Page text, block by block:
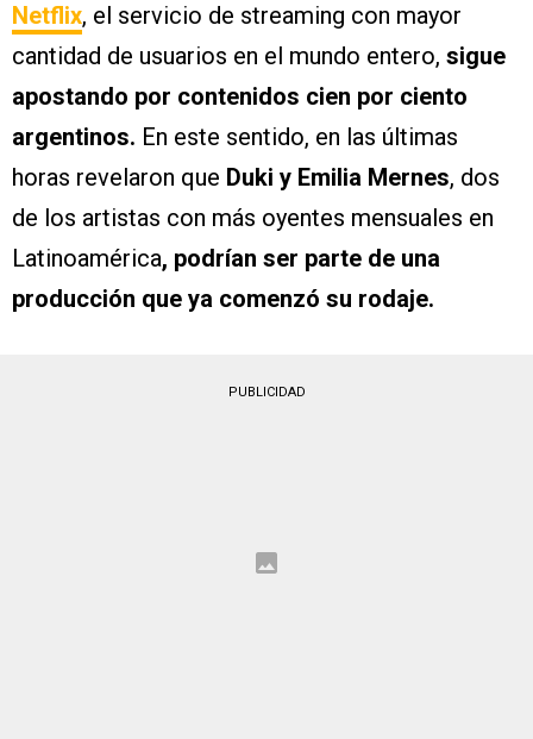
Netflix, el servicio de streaming con mayor
cantidad de usuarios en el mundo entero, sigue
apostando por contenidos cien por ciento
argentinos. En este sentido, en las últimas
horas revelaron que Duki y Emilia Mernes, dos
de los artistas con más oyentes mensuales en
Latinoamérica, podrían ser parte de una
producción que ya comenzó su rodaje.
PUBLICIDAD